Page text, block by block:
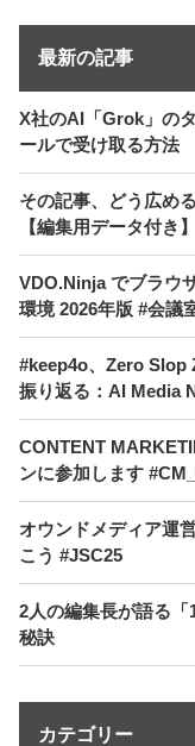
最新の記事
X社のAI「Grok」の
ールで受け取る方法
その記事、どう広め
【編集用データ付き】
VDO.Ninja でブラウ
環境 2026年版 #会議
#keep4o、Zero
振り返る：AI Media
CONTENT
ンに参加します
オウンドメディア運
こう #JSC25
2人の編集長が語る
秘訣
カテゴリー